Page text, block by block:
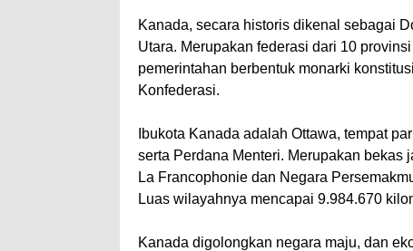
Kanada, secara historis dikenal sebagai
Utara. Merupakan federasi dari 10
pemerintahan berbentuk monarki
Konfederasi.
Ibukota Kanada adalah Ottawa, tempat
serta Perdana Menteri. Merupakan
La Francophonie dan Negara
Luas wilayahnya mencapai 9.984.670
Kanada digolongkan negara maju, dan